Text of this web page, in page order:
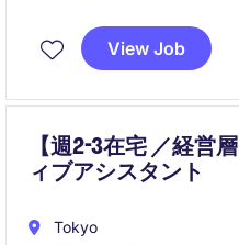
スピード感のある環境で
しながら業務効率の最大
View Job
【週2-3在宅 ／経営
ィブアシスタント
Tokyo